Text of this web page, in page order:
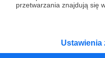
przetwarzania znajdują się
Ustawienia